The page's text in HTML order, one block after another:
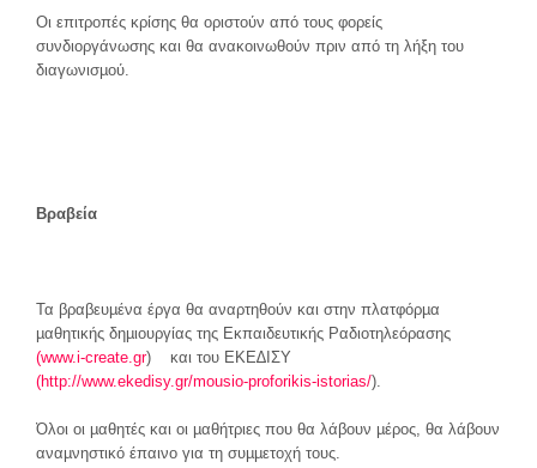
Οι επιτροπές κρίσης θα οριστούν από τους φορείς
συνδιοργάνωσης και θα ανακοινωθούν πριν από τη λήξη του
διαγωνισµού.
Βραβεία
Τα βραβευµένα έργα θα αναρτηθούν και στην πλατφόρµα
µαθητικής δηµιουργίας της Εκπαιδευτικής Ραδιοτηλεόρασης
(www.i-create.gr) και του ΕΚΕ∆ΙΣΥ
(http://www.ekedisy.gr/mousio-proforikis-istorias/).
Όλοι οι µαθητές και οι µαθήτριες που θα λάβουν µέρος, θα λάβουν
αναµνηστικό έπαινο για τη συµµετοχή τους.